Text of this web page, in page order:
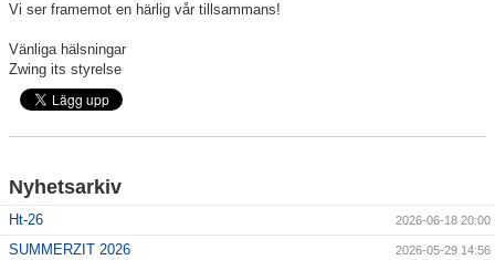
Vi ser framemot en härlig vår tillsammans!
Vänliga hälsningar
Zwing its styrelse
Nyhetsarkiv
Ht-26 2026-06-18 20:00
SUMMERZIT 2026 2026-05-29 14:56